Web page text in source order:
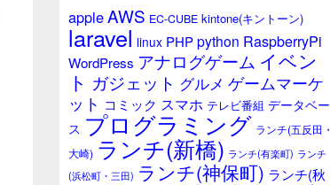
ジ
ッ
ト
appleAWS EC-CUBE kintone(キントーン)
laravel linux PHPpython RaspberryPi
WordPress アナログゲーム イベン
ト ガジェット グルメ ゲームマーケ
ット コミック スマホ テレビ番組 データベー
ス プログラミング ランチ(五反田・
大崎) ランチ(新橋) ランチ(有楽町) ランチ
(浜松町・三田) ランチ(神保町) ランチ(秋